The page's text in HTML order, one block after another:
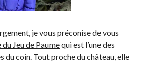
je vous préconise de vous
Jeu de Paumequi est l’une des
du coin. Tout proche du château, elle